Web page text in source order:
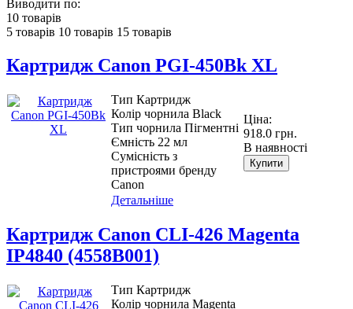
Виводити по:
10 товарів
5 товарів 10 товарів 15 товарів
Картридж Canon PGI-450Bk XL
Тип Картридж
Колір чорнила Black
Тип чорнила Пігментні
Ємність 22 мл
Сумісність з
пристроями бренду
Canon
Ціна:
918.0 грн.
В наявності
Купити
Детальніше
Картридж Canon CLI-426 Magenta
IP4840 (4558B001)
Тип Картридж
Колір чорнила Magenta